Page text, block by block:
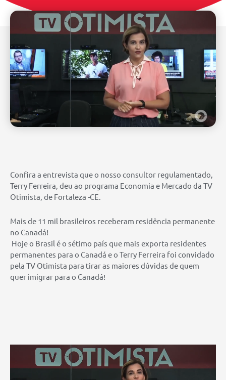
Confira a entrevista que o nosso consultor regulamentado,
Terry Ferreira, deu ao programa Economia e Mercado da TV
Otimista, de Fortaleza -CE.
Mais de 11 mil brasileiros receberam residência permanente
no Canadá!
Hoje o Brasil é o sétimo país que mais exporta residentes
permanentes para o Canadá e o Terry Ferreira foi convidado
pela TV Otimista para tirar as maiores dúvidas de quem
quer imigrar para o Canadá!